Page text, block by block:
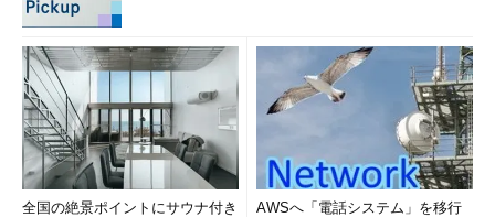
全国の絶景ポイントにサウナ付き
AWSへ「電話システム」を移行